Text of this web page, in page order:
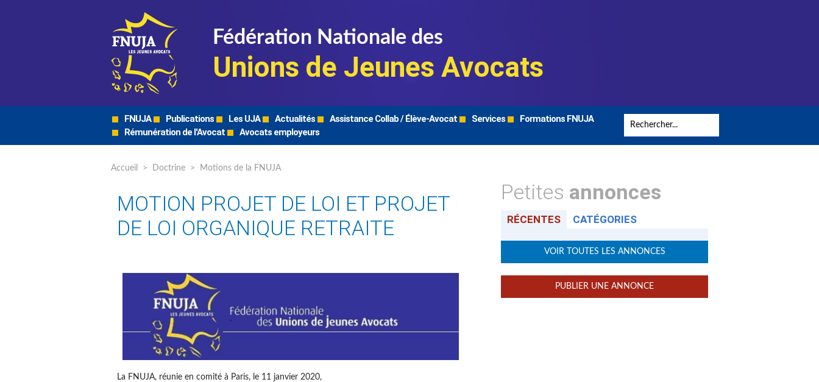
Fédération Nationale des
Unions de Jeunes Avocats
FNUJA Publications Les UJA Actualités Assistance Collab / Élève-Avocat Services
Formations FNUJA
Rémunération de l'Avocat
Avocats employeurs
Accueil > Doctrine > Motions de la FNUJA
MOTION PROJET DE LOI ET PROJET
DE LOI ORGANIQUE RETRAITE
La FNUJA, réunie en comité à Paris, le 11 janvier 2020,
Petites annonces
RÉCENTES CATÉGORIES
VOIR TOUTES LES ANNONCES
PUBLIER UNE ANNONCE